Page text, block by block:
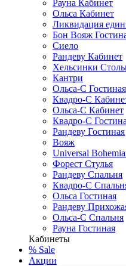
Рауна Кабинет
Ольса Кабинет
Ликвидация
Бон Вояж
Сиело
Рандеву Кабинет
Хельсинки
Кантри
Ольса-С Гостиная
Квадро-С
Ольса-С Кабинет
Квадро-С
Рандеву Гостиная
Вояж
Universal
Форест Стулья
Рандеву Спальня
Квадро-С
Ольса Гостиная
Рандеву
Ольса-С Спальня
Рауна Гостиная
Кабинеты
% Sale
Акции